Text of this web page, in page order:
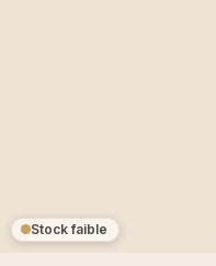
Stock faible